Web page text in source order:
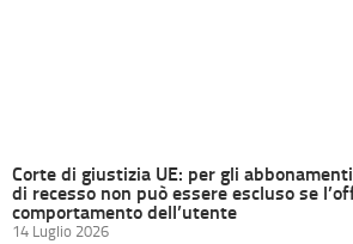
Corte di giustizia UE: per gli
di recesso non può essere escluso se
comportamento dell’utente
14 Luglio 2026